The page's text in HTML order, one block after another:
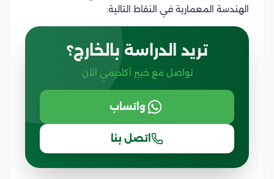
الهندسة المعمارية في النقاط التالية:
تريد الدراسة بالخارج؟
تواصل مع خبير أكاديمي الآن
واتساب
اتصل بنا